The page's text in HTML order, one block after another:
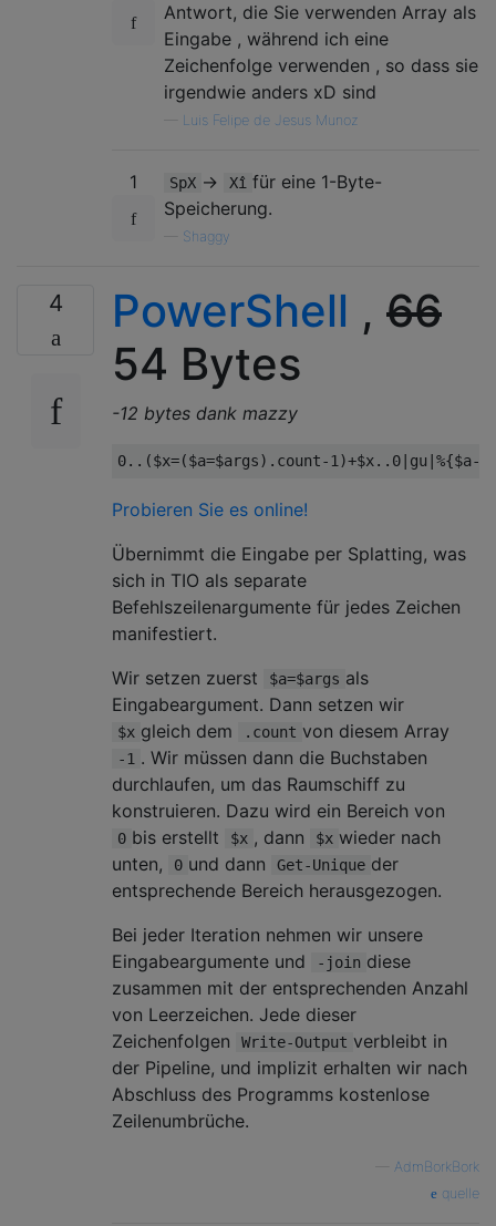
Antwort, die Sie verwenden Array als
Eingabe , während ich eine
Zeichenfolge verwenden , so dass sie
irgendwie anders xD sind
Luis Felipe de Jesus Munoz
1 SpX -> Xî für eine 1-Byte-
Speicherung.
Shaggy
4 PowerShell , 66
54 Bytes
-12 bytes dank mazzy
0. .($x=($a=$args). count-1 )+$x.. 0 gu |%{$a-
Probieren Sie es online!
Übernimmt die Eingabe per Splatting, was
sich in TIO als separate
Befehlszeilenargumente für jedes Zeichen
manifestiert.
Wir setzen zuerst
$a=$args als
Eingabeargument. Dann setzen wir
$x gleich dem .count von diesem Array
-1 . Wir müssen dann die Buchstaben
durchlaufen, um das Raumschiff zu
konstruieren. Dazu wird ein Bereich von
0 bis erstellt $x , dann $x wieder nach
unten,
0 und dann Get-Unique der
entsprechende Bereich herausgezogen.
Bei jeder Iteration nehmen wir unsere
Eingabeargumente und
-join diese
zusammen mit der entsprechenden Anzahl
von Leerzeichen. Jede dieser
Zeichenfolgen
Write-Output verbleibt in
der Pipeline, und implizit erhalten wir nach
Abschluss des Programms kostenlose
Zeilenumbrüche.
AdmBorkBork
quelle